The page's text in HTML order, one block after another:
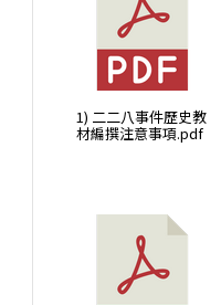
1) 二二八事件歷史教
材編撰注意事項.pdf